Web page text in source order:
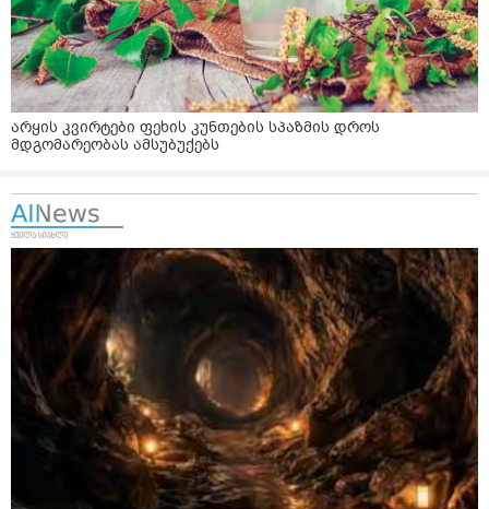
არყის კვირტები ფეხის კუნთების სპაზმის დროს
მდგომარეობას ამსუბუქებს